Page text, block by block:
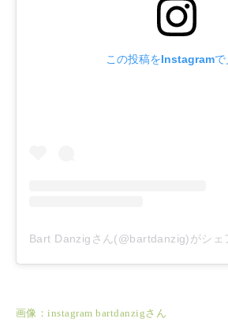
この投稿をInstagramで
Bart Danzigさん(@bartdanzig)がシェ
画像：instagram bartdanzigさん